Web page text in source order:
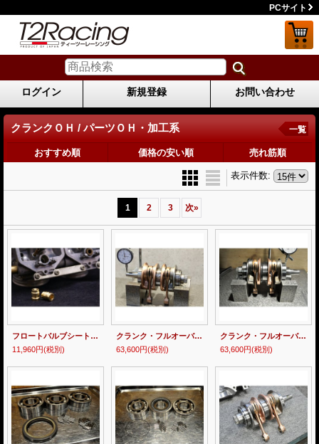
PCサイト
ログイン 新規登録 お問い合わせ
クランクＯＨ / パーツＯＨ・加工系 一覧
おすすめ順 価格の安い順 売れ筋順
表示件数:
1 2 3 次»
フロートバルブシート【交換作業 / キャブレター１台分】MC18 ・21
11,960円(税別)
クランク・フルオーバーホール受付 MC18 MC21 MC28
63,600円(税別)
クランク・フルオーバーホール受付 MC16
63,600円(税別)